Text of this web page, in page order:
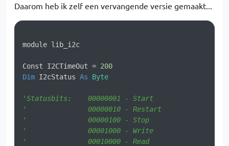
Daarom heb ik zelf een vervangende versie gemaakt...
module lib_i2c
Const I2CTimeOut = 200
Dim I2cStatus As Byte
'Statusbits:    00000001 - Start
'               00000010 - Restart
'               00000100 - Stop
'               00001000 - Write
'               00010000 - Read